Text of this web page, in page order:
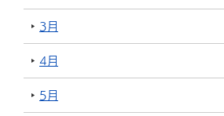
3月
4月
5月